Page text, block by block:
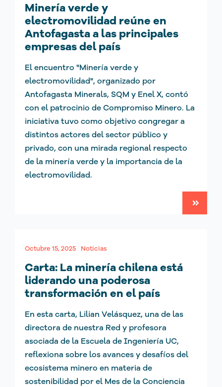
Minería verde y
electromovilidad reúne en
Antofagasta a las principales
empresas del país
El encuentro "Minería verde y
electromovilidad", organizado por
Antofagasta Minerals, SQM y Enel X, contó
con el patrocinio de Compromiso Minero. La
iniciativa tuvo como objetivo congregar a
distintos actores del sector público y
privado, con una mirada regional respecto
de la minería verde y la importancia de la
electromovilidad.
Octubre 15, 2025 Noticias
Carta: La minería chilena está
liderando una poderosa
transformación en el país
En esta carta, Lilian Velásquez, una de las
directora de nuestra Red y profesora
asociada de la Escuela de Ingeniería UC,
reflexiona sobre los avances y desafíos del
ecosistema minero en materia de
sostenibilidad por el Mes de la Conciencia